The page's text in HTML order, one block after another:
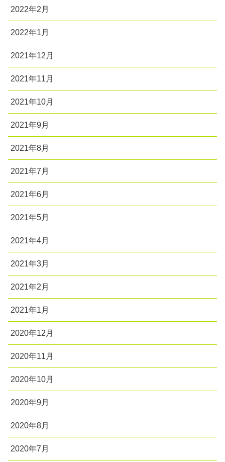
2022年2月
2022年1月
2021年12月
2021年11月
2021年10月
2021年9月
2021年8月
2021年7月
2021年6月
2021年5月
2021年4月
2021年3月
2021年2月
2021年1月
2020年12月
2020年11月
2020年10月
2020年9月
2020年8月
2020年7月